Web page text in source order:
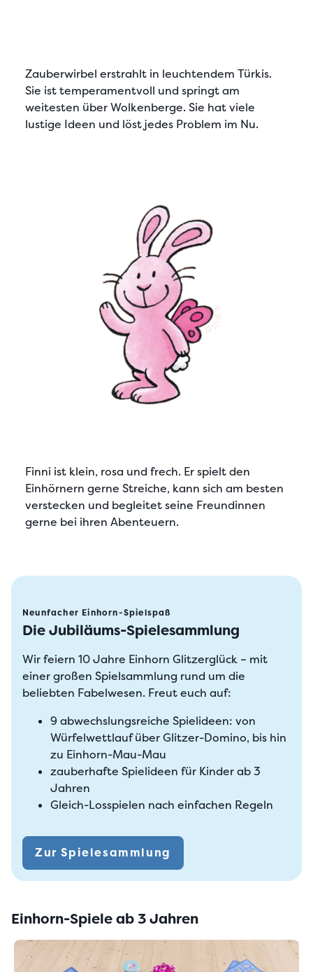
Zauberwirbel erstrahlt in leuchtendem Türkis.
Sie ist temperamentvoll und springt am
weitesten über Wolkenberge. Sie hat viele
lustige Ideen und löst jedes Problem im Nu.
Finni ist klein, rosa und frech. Er spielt den
Einhörnern gerne Streiche, kann sich am besten
verstecken und begleitet seine Freundinnen
gerne bei ihren Abenteuern.
Neunfacher Einhorn-Spielspaß
Die Jubiläums-Spielesammlung
Wir feiern 10 Jahre Einhorn Glitzerglück – mit
einer großen Spielsammlung rund um die
beliebten Fabelwesen. Freut euch auf:
9 abwechslungsreiche Spielideen: von
Würfelwettlauf über Glitzer-Domino, bis hin
zu Einhorn-Mau-Mau
zauberhafte Spielideen für Kinder ab 3
Jahren
Gleich-Losspielen nach einfachen Regeln
Zur Spielesammlung
Einhorn-Spiele ab 3 Jahren